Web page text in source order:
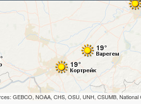
GEBCO, NOAA, CHS, OSU, UNH, CSUMB, National